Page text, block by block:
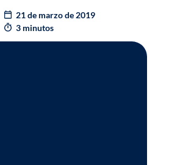
21 de marzo de 2019
3 minutos